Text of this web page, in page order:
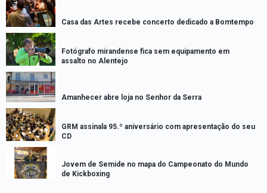
Casa das Artes recebe concerto dedicado a Bomtempo
Fotógrafo mirandense fica sem equipamento em
assalto no Alentejo
Amanhecer abre loja no Senhor da Serra
GRM assinala 95.º aniversário com apresentação do seu
CD
Jovem de Semide no mapa do Campeonato do Mundo
de Kickboxing